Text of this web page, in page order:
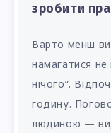
зробити
Варто менш
намагатися
нічого”.
годину.
людиною —